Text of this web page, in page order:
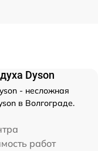
Dyson
- несложная
в Волгограде.
работ